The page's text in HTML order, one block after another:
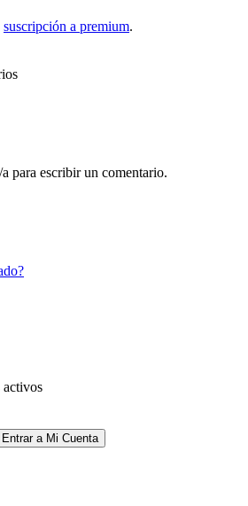
suscripción a premium.
para escribir un comentario.
activos
Entrar a Mi Cuenta